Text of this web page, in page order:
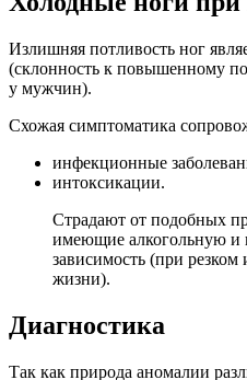
Излишняя потливость ног
(склонность к повышенному
у мужчин).
Схожая симптоматика
инфекционные
интоксикации.
Страдают от подобных
имеющие алкогольную и
зависимость (при резком
жизни).
Диагностика
Так как природа аномалии